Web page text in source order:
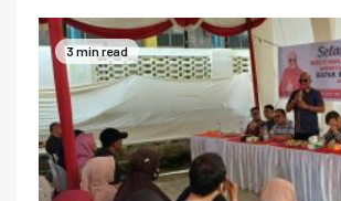
3 min read